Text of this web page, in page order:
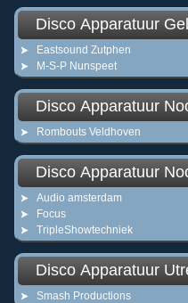
Disco Apparatuur
Eastsound Zutphen
M-S-P Nunspeet
Disco Apparatuur
Rombouts Veldhoven
Disco Apparatuur
Audio amsterdam
Focus
TripleShowtechniek
Disco Apparatuur
Smash Productions